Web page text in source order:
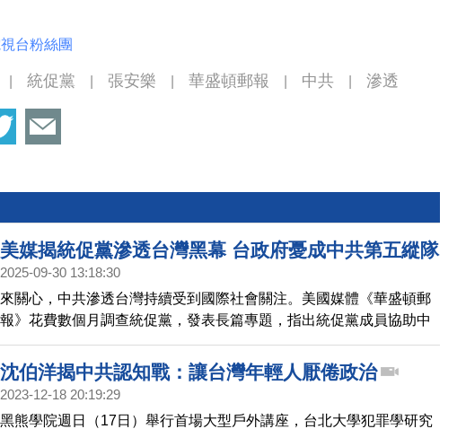
台粉絲團
統促黨 張安樂 華盛頓郵報 中共 滲透
美媒揭統促黨滲透台灣黑幕 台政府憂成中共第五縱隊
2025-09-30 13:18:30
來關心，中共滲透台灣持續受到國際社會關注。美國媒體《華盛頓郵
報》花費數個月調查統促黨，發表長篇專題，指出統促黨成員協助中
共，在台灣恐嚇批評中共的民眾，並散播中共宣傳，甚至企圖發展間
諜網路，報導說，台灣政府憂心統促黨，會成為中共第五縱隊。
沈伯洋揭中共認知戰：讓台灣年輕人厭倦政治
2023-12-18 20:19:29
黑熊學院週日（17日）舉行首場大型戶外講座，台北大學犯罪學研究